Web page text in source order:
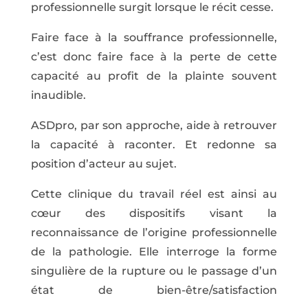
professionnelle surgit lorsque le récit cesse.
Faire face à la souffrance professionnelle,
c’est donc faire face à la perte de cette
capacité au profit de la plainte souvent
inaudible.
ASDpro, par son approche, aide à retrouver
la capacité à raconter. Et redonne sa
position d’acteur au sujet.
Cette clinique du travail réel est ainsi au
cœur des dispositifs visant la
reconnaissance de l’origine professionnelle
de la pathologie. Elle interroge la forme
singulière de la rupture ou le passage d’un
état de bien-être/satisfaction